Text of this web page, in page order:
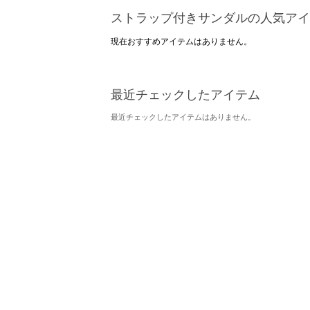
ストラップ付きサンダルの人気ア
現在おすすめアイテムはありません。
最近チェックしたアイテム
最近チェックしたアイテムはありません。